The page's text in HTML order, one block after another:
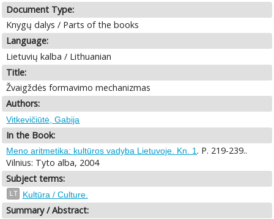
Document Type:
Knygų dalys / Parts of the books
Language:
Lietuvių kalba / Lithuanian
Title:
Žvaigždės formavimo mechanizmas
Authors:
Vitkevičiūtė, Gabija
In the Book:
Meno aritmetika: kultūros vadyba Lietuvoje. Kn. 1. P. 219-239..
Vilnius: Tyto alba, 2004
Subject terms:
LT Kultūra / Culture.
Summary / Abstract: